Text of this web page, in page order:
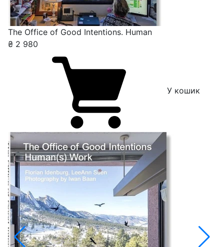
The Office of Good Intentions. Human
₴ 2 980
У кошик